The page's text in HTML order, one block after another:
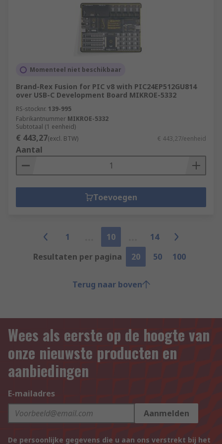
Momenteel niet beschikbaar
Brand-Rex Fusion for PIC v8 with PIC24EP512GU814
over USB-C Development Board MIKROE-5332
RS-stocknr. 139-995
Fabrikantnummer MIKROE-5332
Subtotaal (1 eenheid)
€ 443,27(excl. BTW) € 443,27/eenheid
Aantal
Toevoegen
1 10
14
Resultaten per pagina
20 50 100
Terug naar boven
Wees als eerste op de hoogte van
onze nieuwste producten en
aanbiedingen
E-mailadres
Aanmelden
De persoonlijke gegevens die u aan ons verstrekt bij het